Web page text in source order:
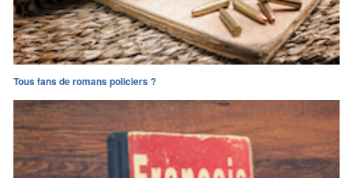
Tous fans de romans policiers ?